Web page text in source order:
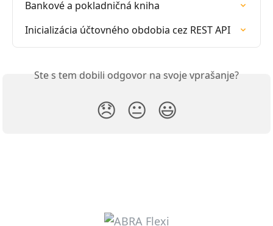
Bankové a pokladničná kniha
Inicializácia účtovného obdobia cez REST API
Ste s tem dobili odgovor na svoje vprašanje?
😞 😐 😃